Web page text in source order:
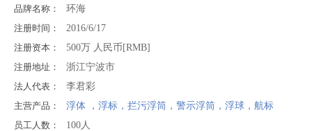
品牌名称： 环海
注册时间： 2016/6/17
注册资本： 500万 人民币[RMB]
注册地址： 浙江宁波市
法人代表： 李君彩
主营产品： 浮体 ，浮标，拦污浮筒，警示浮筒，浮球，航标
员工人数： 100人